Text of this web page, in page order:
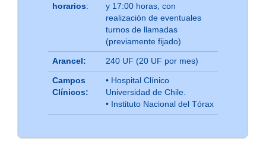
horarios:
y 17:00 horas, con
realización de eventuales
turnos de llamadas
(previamente fijado)
Arancel: 240 UF (20 UF por mes)
Campos
Clínicos:
• Hospital Clínico
Universidad de Chile.
• Instituto Nacional del Tórax